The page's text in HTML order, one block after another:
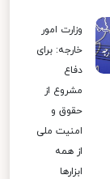
وزارت امور
خارجه: برای
دفاع
مشروع از
حقوق و
امنیت ملی
از همه
ابزارها